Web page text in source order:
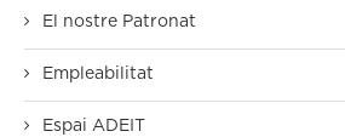
El nostre Patronat
Empleabilitat
Espai ADEIT